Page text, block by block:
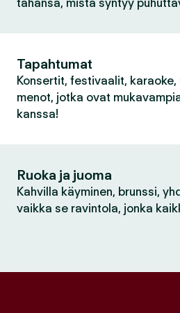
tahansa, mistä syntyy
Tapahtumat
Konsertit, festivaalit,
menot, jotka ovat
kanssa!
Ruoka ja juoma
Kahvilla käyminen, brunssi,
vaikka se ravintola, jonka